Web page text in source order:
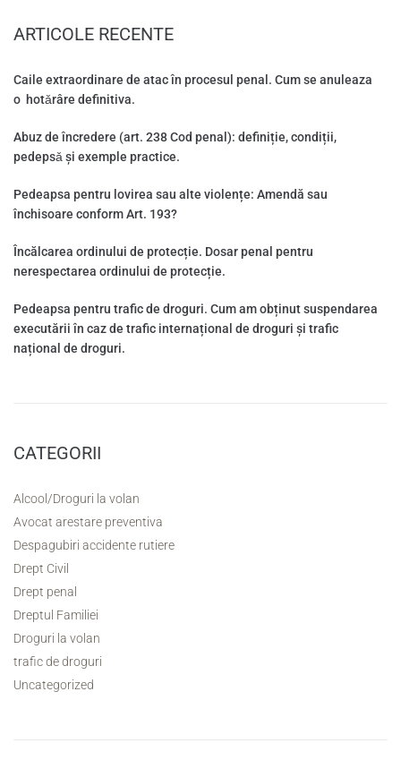
ARTICOLE RECENTE
Caile extraordinare de atac în procesul penal. Cum se anuleaza
o hotǎrâre definitiva.
Abuz de încredere (art. 238 Cod penal): definiție, condiții,
pedepsǎ și exemple practice.
Pedeapsa pentru lovirea sau alte violențe: Amendă sau
închisoare conform Art. 193?
Încălcarea ordinului de protecție. Dosar penal pentru
nerespectarea ordinului de protecție.
Pedeapsa pentru trafic de droguri. Cum am obținut suspendarea
executării în caz de trafic internațional de droguri și trafic
național de droguri.
CATEGORII
Alcool/Droguri la volan
Avocat arestare preventiva
Despagubiri accidente rutiere
Drept Civil
Drept penal
Dreptul Familiei
Droguri la volan
trafic de droguri
Uncategorized